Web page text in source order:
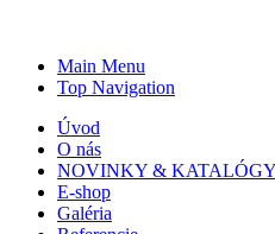
Main Menu
Top Navigation
Úvod
O nás
NOVINKY & KATALÓGY
E-shop
Galéria